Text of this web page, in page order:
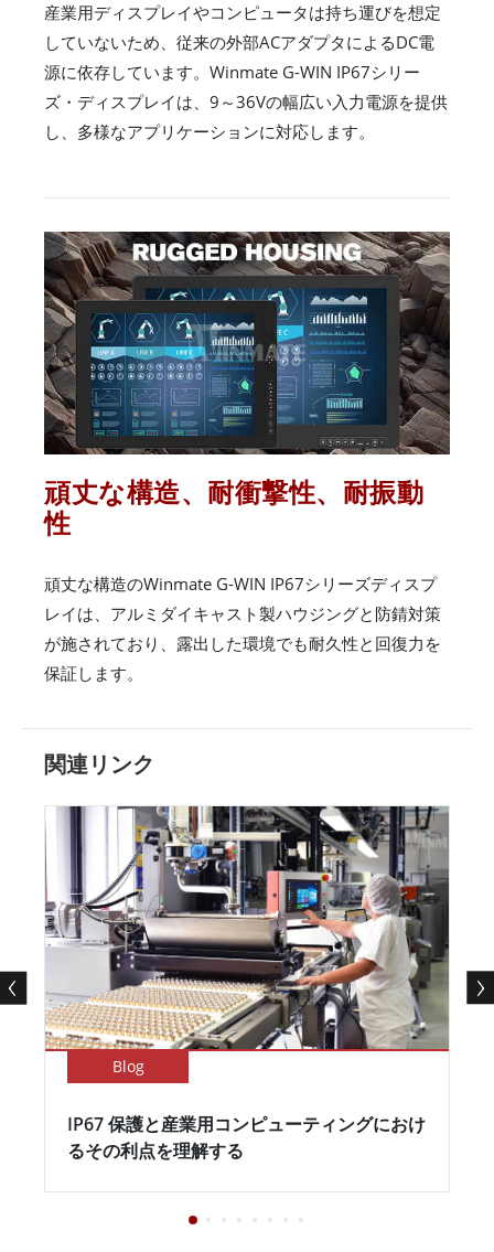
産業用ディスプレイやコンピュータは持ち運びを想定
していないため、従来の外部ACアダプタによるDC電
源に依存しています。Winmate G-WIN IP67シリー
ズ・ディスプレイは、9～36Vの幅広い入力電源を提供
し、多様なアプリケーションに対応します。
頑丈な構造、耐衝撃性、耐振動
性
頑丈な構造のWinmate G-WIN IP67シリーズディスプ
レイは、アルミダイキャスト製ハウジングと防錆対策
が施されており、露出した環境でも耐久性と回復力を
保証します。
関連リンク
Blog
IP67 保護と産業用コンピューティングにおけ
るその利点を理解する